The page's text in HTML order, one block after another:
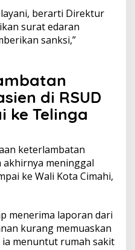
berarti Direktur
surat edaran
sanksi,”
di RSUD
ke Telinga
keterlambatan
meninggal
ke Wali Kota Cimahi,
menerima laporan dari
kurang memuaskan
ia menuntut rumah sakit